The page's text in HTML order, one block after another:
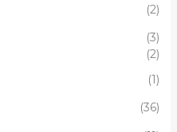
(2)
(3)
(2)
(1)
(36)